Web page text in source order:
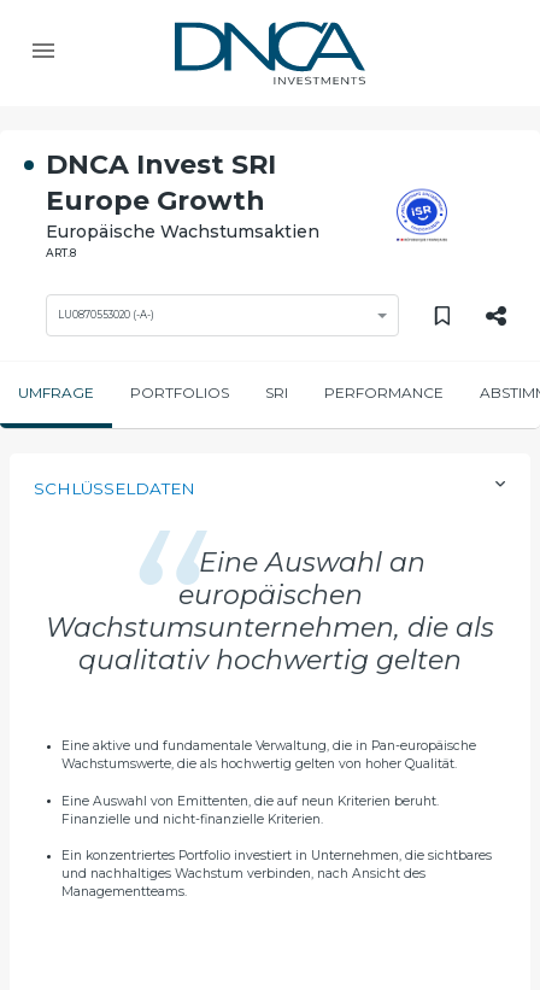
DNCA Invest SRI
Europe Growth
Europäische Wachstumsaktien
ART.8
LU0870553020 (-A-)
UMFRAGE PORTFOLIOS SRI PERFORMANCE
SCHLÜSSELDATEN
Eine Auswahl an
europäischen
Wachstumsunternehmen, die als
qualitativ hochwertig gelten
Eine aktive und fundamentale Verwaltung, die in Pan-europäische
Wachstumswerte, die als hochwertig gelten von hoher Qualität.
Eine Auswahl von Emittenten, die auf neun Kriterien beruht.
Finanzielle und nicht-finanzielle Kriterien.
Ein konzentriertes Portfolio investiert in Unternehmen, die sichtbares
und nachhaltiges Wachstum verbinden, nach Ansicht des
Managementteams.